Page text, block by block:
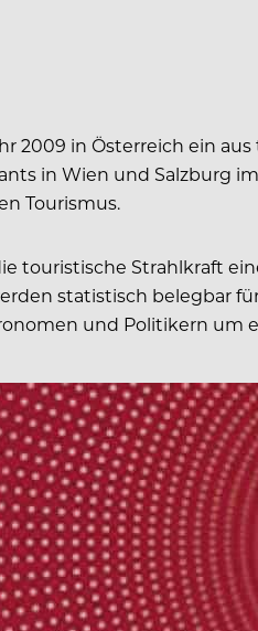
2009 in Österreich ein
in Wien und Salzburg
Tourismus.
touristische Strahlkraft
statistisch belegbar
und Politikern um